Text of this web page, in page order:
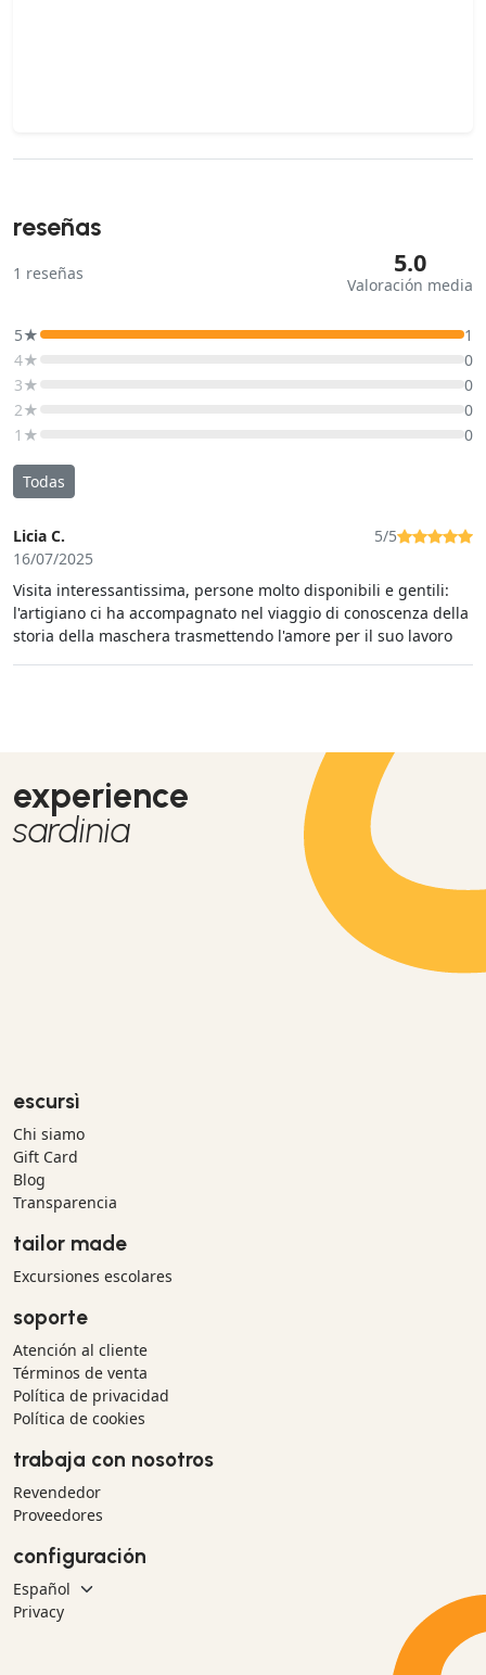
reseñas
1 reseñas 5.0
Valoración media
5★
1
4★
0
3★
0
2★
0
1★
0
Todas
Licia C.
16/07/2025
5/5
Visita interessantissima, persone molto disponibili e gentili:
l'artigiano ci ha accompagnato nel viaggio di conoscenza della
storia della maschera trasmettendo l'amore per il suo lavoro
experience
sardinia
escursì
Chi siamo
Gift Card
Blog
Transparencia
tailor made
Excursiones escolares
soporte
Atención al cliente
Términos de venta
Política de privacidad
Política de cookies
trabaja con nosotros
Revendedor
Proveedores
configuración
Privacy